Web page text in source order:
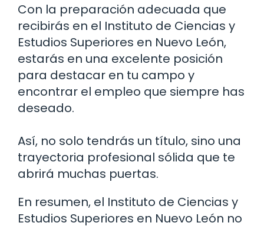
Con la preparación adecuada que
recibirás en el Instituto de Ciencias y
Estudios Superiores en Nuevo León,
estarás en una excelente posición
para destacar en tu campo y
encontrar el empleo que siempre has
deseado.
Así, no solo tendrás un título, sino una
trayectoria profesional sólida que te
abrirá muchas puertas.
En resumen, el Instituto de Ciencias y
Estudios Superiores en Nuevo León no